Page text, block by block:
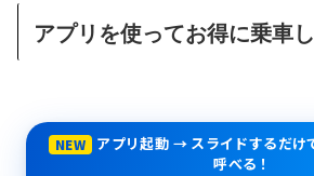
アプリを使ってお得に乗車
NEW
アプリ起動 → スライドするだけ
呼べる！